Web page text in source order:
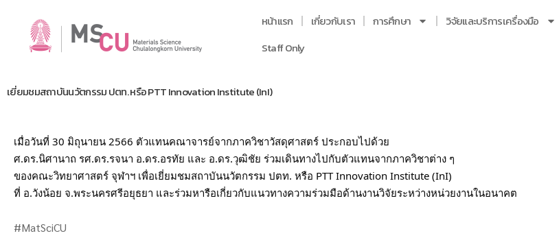
หน้าแรก เกี่ยวกับเรา การศึกษา วิจัยและบริการเครื่องมือ
Staff Only
เยี่ยมชมสถาบันนวัตกรรม ปตท. หรือ PTT Innovation Institute (InI)
เมื่อวันที่ 30 มิถุนายน 2566 ตัวแทนคณาจารย์จากภาควิชาวัสดุศาสตร์ ประกอบไปด้วย
ศ.ดร.นิศานาถ รศ.ดร.รจนา อ.ดร.อรทัย และ อ.ดร.วุฒิชัย ร่วมเดินทางไปกับตัวแทนจากภาควิชาต่าง ๆ
ของคณะวิทยาศาสตร์ จุฬาฯ เพื่อเยี่ยมชมสถาบันนวัตกรรม ปตท. หรือ PTT Innovation Institute (InI)
ที่ อ.วังน้อย จ.พระนครศรีอยุธยา และร่วมหารือเกี่ยวกับแนวทางความร่วมมือด้านงานวิจัยระหว่างหน่วยงานในอนาคต
#MatSciCU